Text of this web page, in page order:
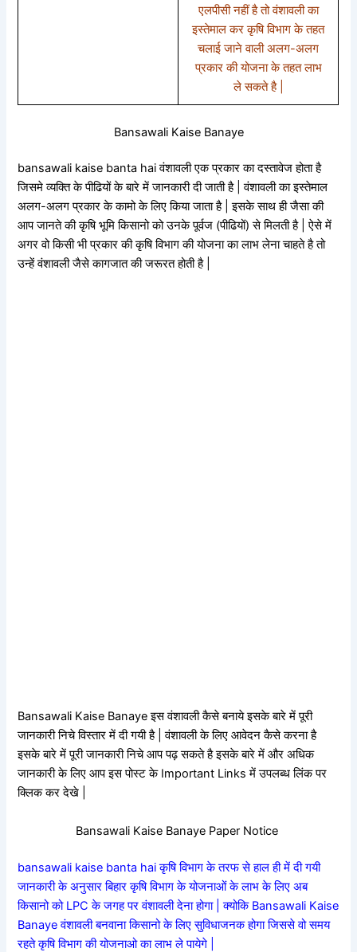
एलपीसी नहीं है तो वंशावली का
इस्तेमाल कर कृषि विभाग के तहत
चलाई जाने वाली अलग-अलग
प्रकार की योजना के तहत लाभ
ले सकते है |
Bansawali Kaise Banaye
bansawali kaise banta hai वंशावली एक प्रकार का दस्तावेज होता है
जिसमे व्यक्ति के पीढियों के बारे में जानकारी दी जाती है | वंशावली का इस्तेमाल
अलग-अलग प्रकार के कामो के लिए किया जाता है | इसके साथ ही जैसा की
आप जानते की कृषि भूमि किसानो को उनके पूर्वज (पीढियों) से मिलती है | ऐसे में
अगर वो किसी भी प्रकार की कृषि विभाग की योजना का लाभ लेना चाहते है तो
उन्हें वंशावली जैसे कागजात की जरूरत होती है |
Bansawali Kaise Banaye इस वंशावली कैसे बनाये इसके बारे में पूरी
जानकारी निचे विस्तार में दी गयी है | वंशावली के लिए आवेदन कैसे करना है
इसके बारे में पूरी जानकारी निचे आप पढ़ सकते है इसके बारे में और अधिक
जानकारी के लिए आप इस पोस्ट के Important Links में उपलब्ध लिंक पर
क्लिक कर देखे |
Bansawali Kaise Banaye Paper Notice
bansawali kaise banta hai कृषि विभाग के तरफ से हाल ही में दी गयी
जानकारी के अनुसार बिहार कृषि विभाग के योजनाओं के लाभ के लिए अब
किसानो को LPC के जगह पर वंशावली देना होगा | क्योकि Bansawali Kaise
Banaye वंशावली बनवाना किसानो के लिए सुविधाजनक होगा जिससे वो समय
रहते कृषि विभाग की योजनाओ का लाभ ले पायेगे |